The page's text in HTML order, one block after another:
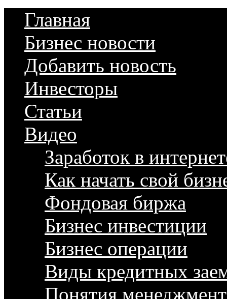
Главная
Бизнес новости
Добавить новость
Инвесторы
Статьи
Видео
Заработок в
Как начать свой
Фондовая биржа
Бизнес инвестиции
Бизнес операции
Виды кредитных
Понятия